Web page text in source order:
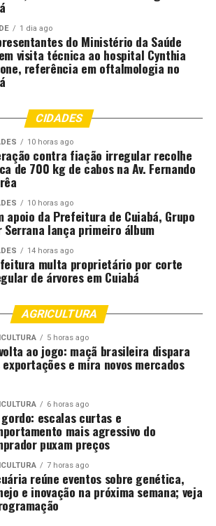
tem tudo a ver com a nossa
ainda mais a nossa atuação
teses muito legais dos colegas, quase
a originalidade, conseguindo o que
para aplicação prática na nossa
de vista, como juiz de direito, ajudou
a fortalecer a minha atuação e
acadêmicas, trazendo novas
aplicação e melhoria da nossa
Judiciário, que é o, em essência, o
os magistrados Agamenon
Júnior, Alex Nunes de Figueiredo,
Santos, Ana Cristina Silva Mendes,
Silva Marquezini, Bruno D’Oliveira
Neves Martins, Cássio Luis Furim,
Carina Knaul de Albuquerque e
de Barros Neto, Helena Maria
Haddad Campos, Jeverson Luiz
Bortolussi Júnior, Márcio
Botelho e Serly Marcondes
podem ser obtidas pelo e-mail
ou pelos telefones (65) 3617-3844 /
de Comunicação da Esmagis –
1 dia ago
do Ministério da Saúde
visita técnica ao hospital Cynthia
referência em oftalmologia no
CIDADES
10 horas ago
contra fiação irregular recolhe
de 700 kg de cabos na Av. Fernando
10 horas ago
apoio da Prefeitura de Cuiabá, Grupo
Serrana lança primeiro álbum
14 horas ago
multa proprietário por corte
de árvores em Cuiabá
AGRICULTURA
5 horas ago
ao jogo: maçã brasileira dispara
exportações e mira novos mercados
6 horas ago
escalas curtas e
mais agressivo do
puxam preços
7 horas ago
reúne eventos sobre genética,
e inovação na próxima semana; veja